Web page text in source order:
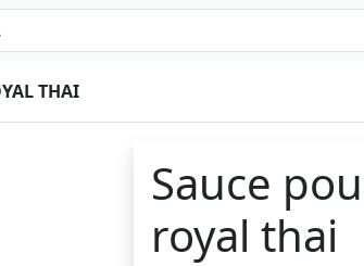
THAI
Sauce
royal thai